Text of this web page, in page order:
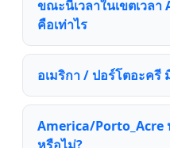
ขณะนี้เวลาในเขตเวล
คือเท่าไร
อเมริกา / ปอร์โตอะครี
America/Porto_Acre